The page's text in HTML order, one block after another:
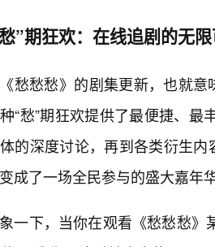
”期狂欢：在线追剧的无
愁愁愁》的剧集更新，也就
“愁”期狂欢提供了最便捷、
的深度讨论，再到各类衍生
成了一场全民参与的盛大嘉年
一下，当你在观看《愁愁愁》